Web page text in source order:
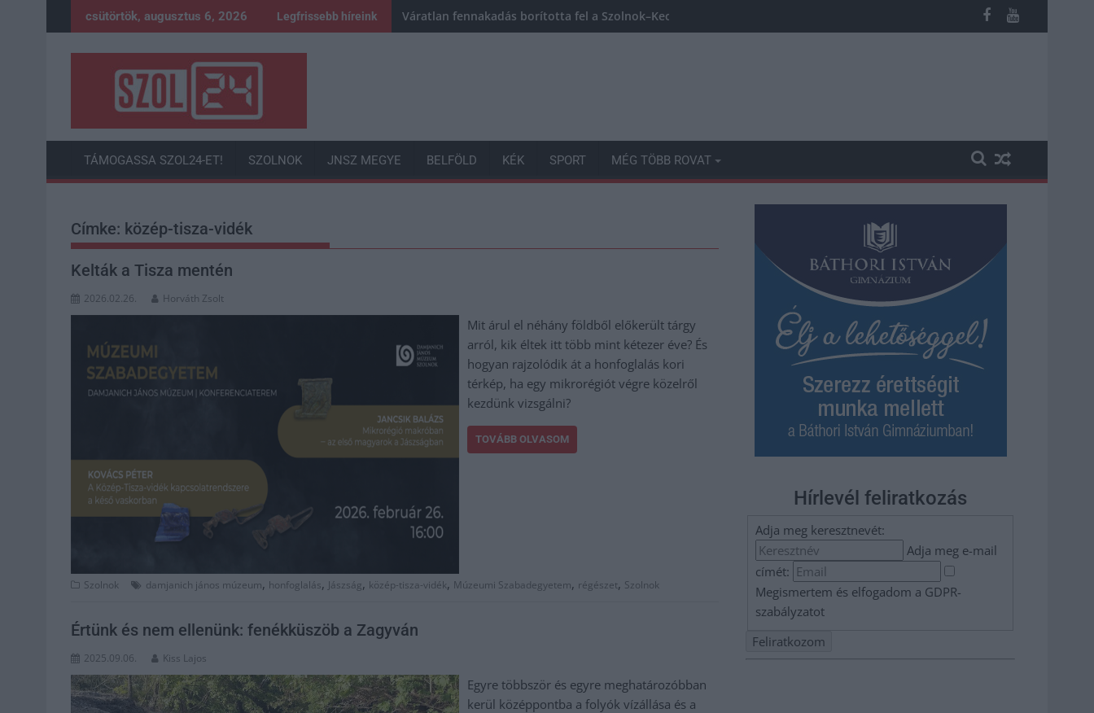
to
csütörtök, augusztus 6, 2026 Legfrissebb híreink Váratlan fennakadás borította fel a Szolnok–Kecskemét vasútvonal közlekedését
TÁMOGASSA SZOL24-ET! SZOLNOK JNSZ MEGYE BELFÖLD KÉK SPORT MÉG TÖBB ROVAT
Címke: közép-tisza-vidék
Kelták a Tisza mentén
2026.02.26. Horváth Zsolt
Mit árul el néhány földből előkerült tárgy
arról, kik éltek itt több mint kétezer éve? És
hogyan rajzolódik át a honfoglalás kori
térkép, ha egy mikrorégiót végre közelről
kezdünk vizsgálni?
TOVÁBB OLVASOM
Szolnok damjanich jános múzeum, honfoglalás, Jászság, közép-tisza-vidék, Múzeumi Szabadegyetem, régészet, Szolnok
Értünk és nem ellenünk: fenékküszöb a Zagyván
2025.09.06. Kiss Lajos
Egyre többször és egyre meghatározóbban
kerül középpontba a folyók vízállása és a
Hírlevél feliratkozás
Adja meg keresztnevét:
Adja meg e-mail
címét:
Megismertem és elfogadom a GDPR-
szabályzatot